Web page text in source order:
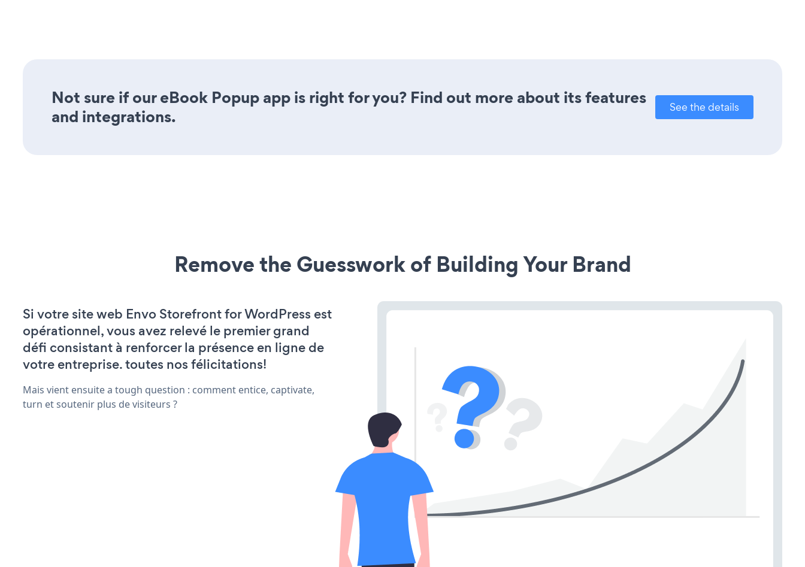
Not sure if our eBook Popup app is right for you? Find out more about its features
and integrations.
See the details
Remove the Guesswork of Building Your Brand
Si votre site web Envo Storefront for WordPress est
opérationnel, vous avez relevé le premier grand
défi consistant à renforcer la présence en ligne de
votre entreprise. toutes nos félicitations!
Mais vient ensuite a tough question : comment entice, captivate,
turn et soutenir plus de visiteurs ?